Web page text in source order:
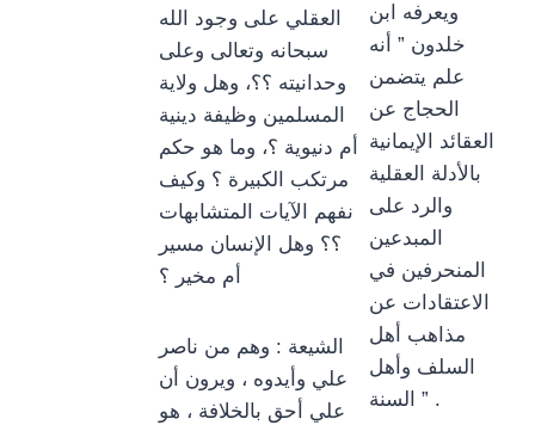
العقلي على وجود الله
سبحانه وتعالى وعلى
وحدانيته ؟؟، وهل ولاية
المسلمين وظيفة دينية
أم دنيوية ؟، وما هو حكم
مرتكب الكبيرة ؟ وكيف
نفهم الآيات المتشابهات
؟؟ وهل الإنسان مسير
أم مخير ؟
الشيعة : وهم من ناصر
علي وأيدوه ، ويرون أن
علي أحق بالخلافة ، هو
ويعرفه ابن
خلدون ” أنه
علم يتضمن
الحجاج عن
العقائد الإيمانية
بالأدلة العقلية
والرد على
المبدعين
المنحرفين في
الاعتقادات عن
مذاهب أهل
السلف وأهل
السنة ” .